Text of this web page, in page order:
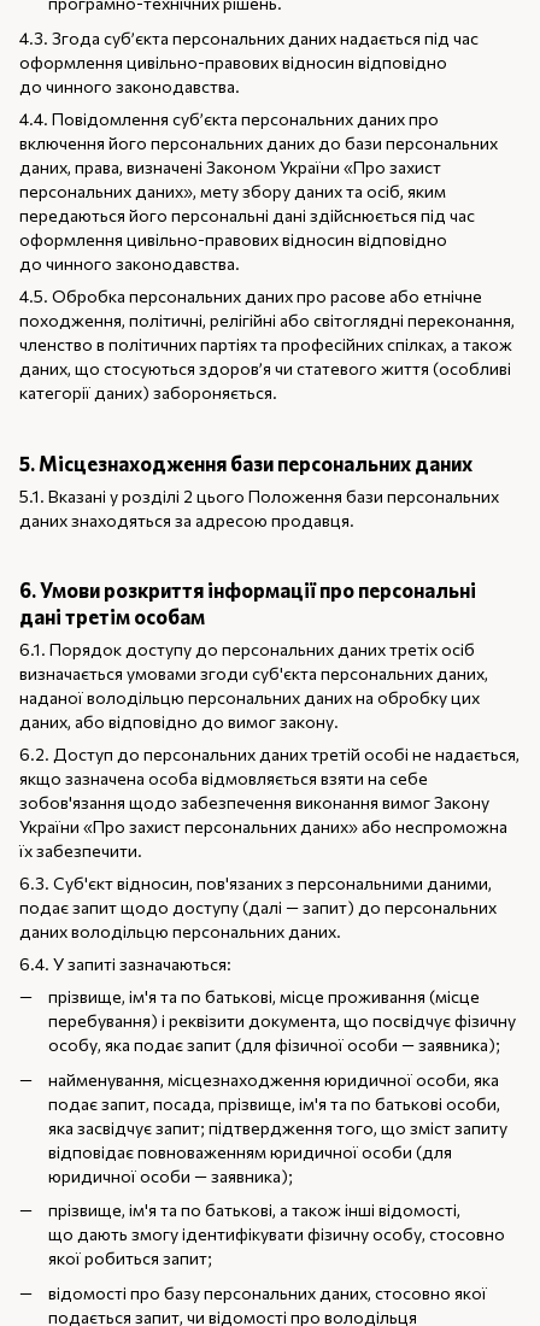
4.3. Згода суб’єкта персональних даних надається під час
оформлення цивільно-правових відносин відповідно
до чинного законодавства.
4.4. Повідомлення суб’єкта персональних даних про
включення його персональних даних до бази персональних
даних, права, визначені Законом України «Про захист
персональних даних», мету збору даних та осіб, яким
передаються його персональні дані здійснюється під час
оформлення цивільно-правових відносин відповідно
до чинного законодавства.
4.5. Обробка персональних даних про расове або етнічне
походження, політичні, релігійні або світоглядні переконання,
членство в політичних партіях та професійних спілках, а також
даних, що стосуються здоров’я чи статевого життя (особливі
категорії даних) забороняється.
5. Місцезнаходження бази персональних даних
5.1. Вказані у розділі 2 цього Положення бази персональних
даних знаходяться за адресою продавця.
6. Умови розкриття інформації про персональні
дані третім особам
6.1. Порядок доступу до персональних даних третіх осіб
визначається умовами згоди суб'єкта персональних даних,
наданої володільцю персональних даних на обробку цих
даних, або відповідно до вимог закону.
6.2. Доступ до персональних даних третій особі не надається,
якщо зазначена особа відмовляється взяти на себе
зобов'язання щодо забезпечення виконання вимог Закону
України «Про захист персональних даних» або неспроможна
їх забезпечити.
6.3. Суб'єкт відносин, пов'язаних з персональними даними,
подає запит щодо доступу (далі — запит) до персональних
даних володільцю персональних даних.
6.4. У запиті зазначаються:
прізвище, ім'я та по батькові, місце проживання (місце
перебування) і реквізити документа, що посвідчує фізичну
особу, яка подає запит (для фізичної особи — заявника);
найменування, місцезнаходження юридичної особи, яка
подає запит, посада, прізвище, ім'я та по батькові особи,
яка засвідчує запит; підтвердження того, що зміст запиту
відповідає повноваженням юридичної особи (для
юридичної особи — заявника);
прізвище, ім'я та по батькові, а також інші відомості,
що дають змогу ідентифікувати фізичну особу, стосовно
якої робиться запит;
відомості про базу персональних даних, стосовно якої
подається запит, чи відомості про володільця